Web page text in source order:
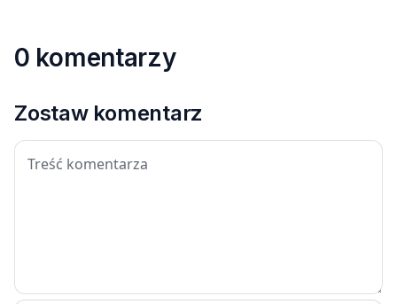
0 komentarzy
Zostaw komentarz